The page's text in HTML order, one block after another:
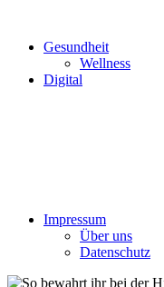
Gesundheit
Wellness
Digital
Impressum
Über uns
Datenschutz